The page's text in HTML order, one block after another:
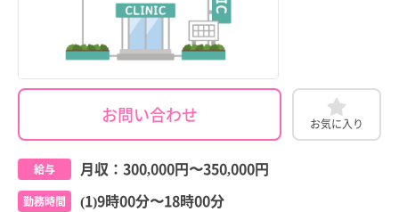
お問い合わせ お気に入り
給与 月収： 300,000円〜350,000円
勤務時間 (1)9時00分〜18時00分